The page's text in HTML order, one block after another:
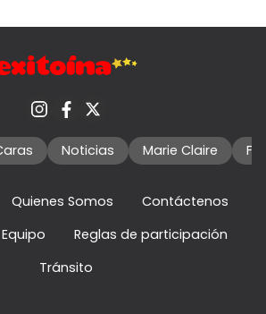
Noticias Marie Claire
Quienes Somos
Contáctenos
Equipo
Reglas de participación
Tránsito